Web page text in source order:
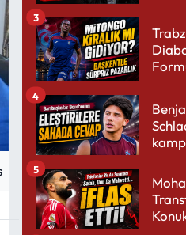
3
4
5